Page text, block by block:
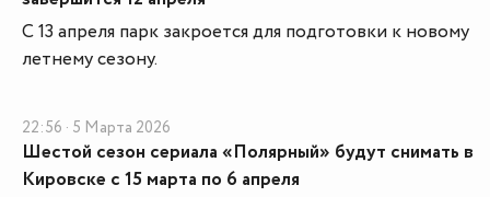
С 13 апреля парк закроется для подготовки к новому
летнему сезону.
22:56 · 5 Марта 2026
Шестой сезон сериала «Полярный» будут снимать в
Кировске с 15 марта по 6 апреля